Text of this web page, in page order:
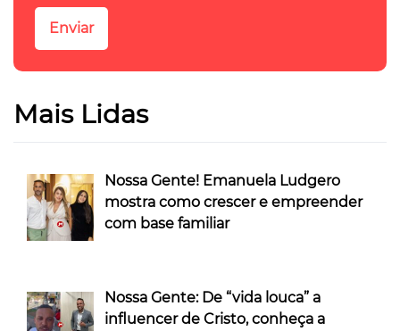
Mais Lidas
Nossa Gente! Emanuela Ludgero
mostra como crescer e empreender
com base familiar
Nossa Gente: De “vida louca” a
influencer de Cristo, conheça a